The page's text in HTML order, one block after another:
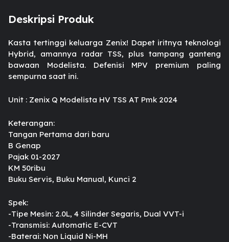
Deskripsi Produk
Kasta tertinggi keluarga Zenix! Dapet iritnya teknologi
Hybrid, amannya radar TSS, plus tampang ganteng
bawaan Modelista. Defenisi MPV premium paling
sempurna saat ini.
Unit : Zenix Q Modelista HV TSS AT Pmk 2024
Keterangan:
Tangan Pertama dari baru
B Genap
Pajak 01-2027
KM 50ribu
Buku Servis, Buku Manual, Kunci 2
Spek:
-Tipe Mesin: 2.0L, 4 Silinder Segaris, Dual VVT-i
-Transmisi: Automatic E-CVT
-Baterai: Non Liquid Ni-MH